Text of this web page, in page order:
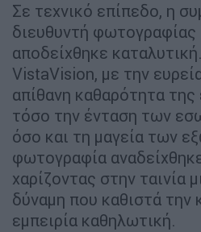
Σε τεχνικό επίπεδο, η
διευθυντή
αποδείχθηκε
VistaVision, με την
απίθανη καθαρότητα της
τόσο την ένταση των
όσο και τη μαγεία των
φωτογραφία
χαρίζοντας στην ταινία
δύναμη που καθιστά την
εμπειρία καθηλωτική.